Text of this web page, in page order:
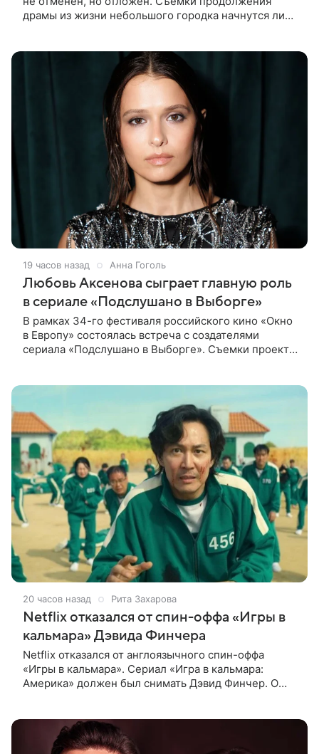
драмы из жизни небольшого городка начнутся лишь
19 часов назад Анна Гоголь
Любовь Аксенова сыграет главную роль
в сериале «Подслушано в Выборге»
В рамках 34-го фестиваля российского кино «Окно
в Европу» состоялась встреча с создателями
сериала «Подслушано в Выборге». Съемки проекта
20 часов назад Рита Захарова
Netflix отказался от спин-оффа «Игры в
кальмара» Дэвида Финчера
Netflix отказался от англоязычного спин-оффа
«Игры в кальмара». Сериал «Игра в кальмара:
Америка» должен был снимать Дэвид Финчер. О